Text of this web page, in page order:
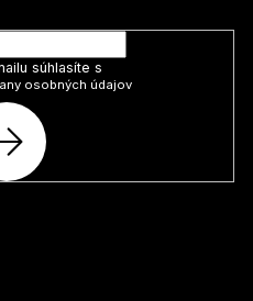
súhlasíte s
osobných údajov
SA